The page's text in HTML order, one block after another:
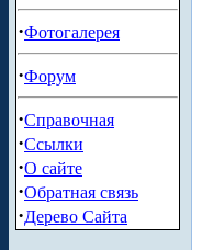
·Фотогалерея
·Форум
·Справочная
·Ссылки
·О сайте
·Обратная связь
·Дерево Сайта